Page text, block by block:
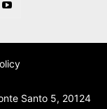
Santo 5, 20124